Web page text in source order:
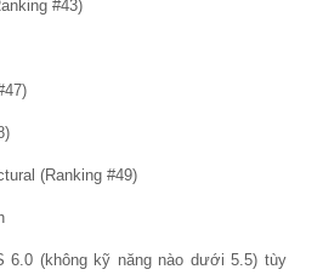
#43)
(Ranking #49)
6.0 (không kỹ năng nào dưới 5.5) tùy